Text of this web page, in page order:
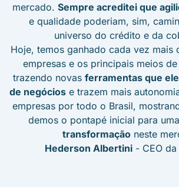
mercado. Sempre acreditei que
e qualidade poderiam, sim,
universo do crédito e da
Hoje, temos ganhado cada vez mais
empresas e os principais meios
trazendo novas ferramentas que
de negócios e trazem mais
empresas por todo o Brasil,
demos o pontapé inicial para uma
transformação neste
Hederson Albertini - CEO